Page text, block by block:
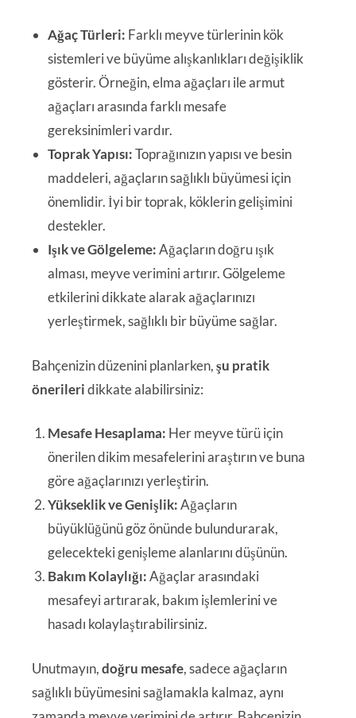
Ağaç Türleri: Farklı meyve türlerinin kök
sistemleri ve büyüme alışkanlıkları değişiklik
gösterir. Örneğin, elma ağaçları ile armut
ağaçları arasında farklı mesafe
gereksinimleri vardır.
Toprak Yapısı:Toprağınızın yapısı ve besin
maddeleri, ağaçların sağlıklı büyümesi için
önemlidir. İyi bir toprak, köklerin gelişimini
destekler.
Işık ve Gölgeleme:Ağaçların doğru ışık
alması, meyve verimini artırır. Gölgeleme
etkilerini dikkate alarak ağaçlarınızı
yerleştirmek, sağlıklı bir büyüme sağlar.
Bahçenizin düzenini planlarken,şu pratik
önerileridikkate alabilirsiniz:
Mesafe Hesaplama: Her meyve türü için
önerilen dikim mesafelerini araştırın ve buna
göre ağaçlarınızı yerleştirin.
Yükseklik ve Genişlik:Ağaçların
büyüklüğünü göz önünde bulundurarak,
gelecekteki genişleme alanlarını düşünün.
Bakım Kolaylığı:Ağaçlar arasındaki
mesafeyi artırarak, bakım işlemlerini ve
hasadı kolaylaştırabilirsiniz.
Unutmayın,doğru mesafe, sadece ağaçların
sağlıklı büyümesini sağlamakla kalmaz, aynı